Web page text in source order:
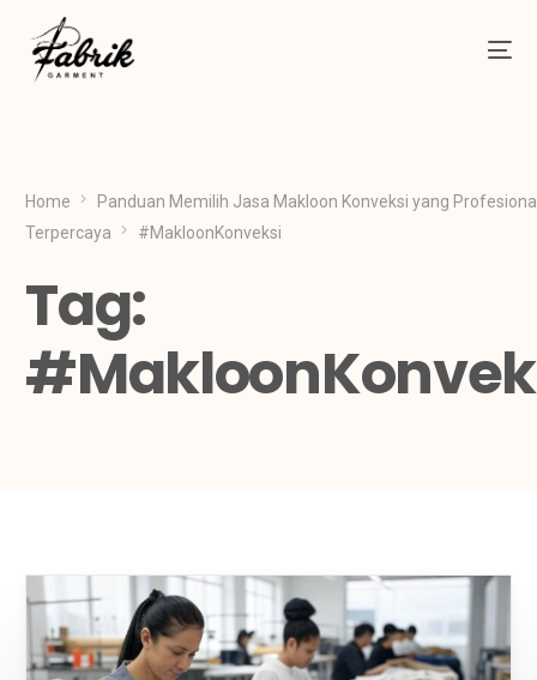
Home
Panduan Memilih Jasa Makloon Konveksi yang
Terpercaya
#MakloonKonveksi
Tag: